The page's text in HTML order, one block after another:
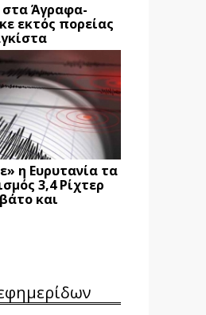
στα Άγραφα-
εκτός πορείας
η Ευρυτανία τα
3,4 Ρίχτερ
και